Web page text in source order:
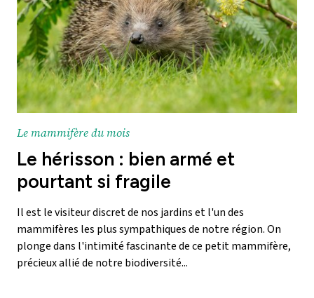
Le mammifère du mois
Le hérisson : bien armé et
pourtant si fragile
Il est le visiteur discret de nos jardins et l'un des
mammifères les plus sympathiques de notre région. On
plonge dans l'intimité fascinante de ce petit mammifère,
précieux allié de notre biodiversité...